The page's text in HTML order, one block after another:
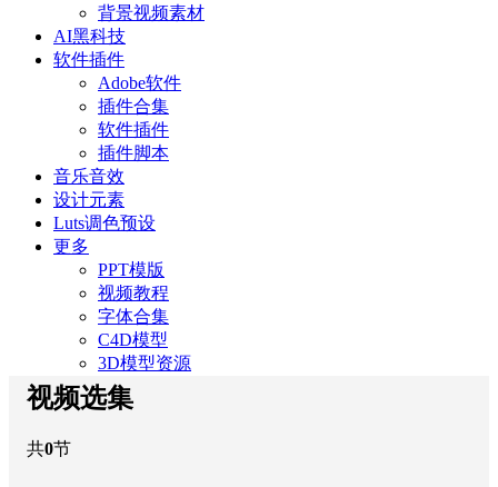
背景视频素材
AI黑科技
软件插件
Adobe软件
插件合集
软件插件
插件脚本
音乐音效
设计元素
Luts调色预设
更多
PPT模版
视频教程
字体合集
C4D模型
3D模型资源
视频选集
共0节